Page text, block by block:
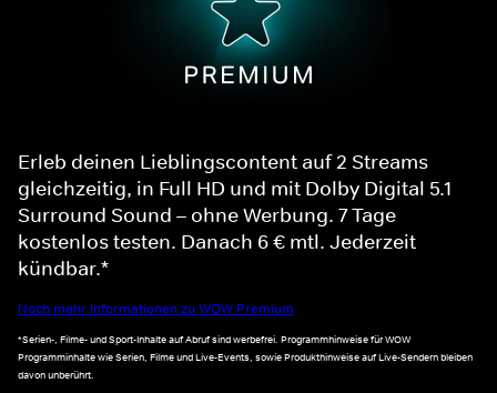
Erleb deinen Lieblingscontent auf 2 Streams
gleichzeitig, in Full HD und mit Dolby Digital 5.1
Surround Sound – ohne Werbung. 7 Tage
kostenlos testen. Danach 6 € mtl. Jederzeit
kündbar.*
Noch mehr Informationen zu WOW Premium
*Serien-, Filme- und Sport-Inhalte auf Abruf sind werbefrei. Programmhinweise für WOW
Programminhalte wie Serien, Filme und Live-Events, sowie Produkthinweise auf Live-Sendern bleiben
davon unberührt.